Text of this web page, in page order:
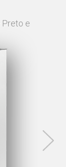
Preto e